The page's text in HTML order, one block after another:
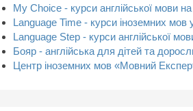
My Choice - курси англійської мови
Language Time - курси іноземних мов
Language Step - курси англійської
Бояр - англійська для дітей та
Центр іноземних мов «Мовний